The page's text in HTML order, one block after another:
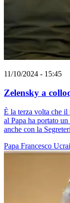
11/10/2024 - 15:45
Zelensky a
È la terza volta che il
al Papa ha portato
anche con la
Papa Francesco